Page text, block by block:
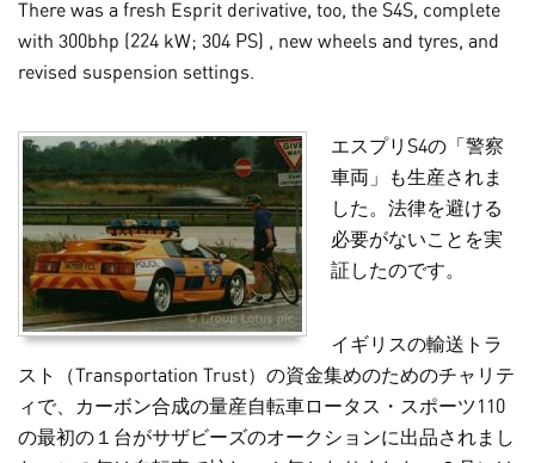
There was a fresh Esprit derivative, too, the S4S, complete
with 300bhp (224 kW; 304 PS) , new wheels and tyres, and
revised suspension settings.
エスプリS4の「警察
車両」も生産されま
した。法律を避ける
必要がないことを実
証したのです。
イギリスの輸送トラ
スト（Transportation Trust）の資金集めのためのチャリテ
ィで、カーボン合成の量産自転車ロータス・スポーツ110
の最初の１台がサザビーズのオークションに出品されまし